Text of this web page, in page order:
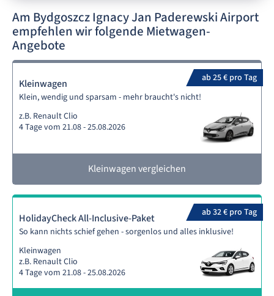
Am Bydgoszcz Ignacy Jan Paderewski Airport
empfehlen wir folgende Mietwagen-
Angebote
ab 25 € pro Tag
Kleinwagen
Klein, wendig und sparsam - mehr braucht's nicht!
z.B. Renault Clio
4 Tage vom 21.08 - 25.08.2026
Kleinwagen vergleichen
ab 32 € pro Tag
HolidayCheck All-Inclusive-Paket
So kann nichts schief gehen - sorgenlos und alles inklusive!
Kleinwagen
z.B. Renault Clio
4 Tage vom 21.08 - 25.08.2026